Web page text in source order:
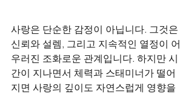
사랑은 단순한 감정이 아닙니다. 그것은
신뢰와 설렘, 그리고 지속적인 열정이 어
우러진 조화로운 관계입니다. 하지만 시
간이 지나면서 체력과 스태미너가 떨어
지면 사랑의 깊이도 자연스럽게 영향을